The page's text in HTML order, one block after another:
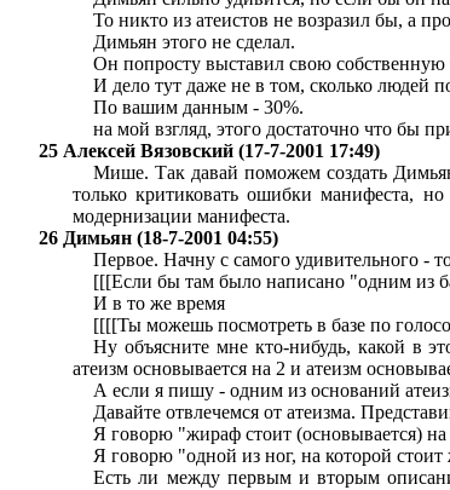
То никто из атеистов не возразил бы, а
Димьян этого не сделал.
Он попросту выставил свою собственную
И дело тут даже не в том, сколько людей
По вашим данным - 30%.
на мой взгляд, этого достаточно что бы
25 Алексей Вязовский (17-7-2001 17:49)
Мише. Так давай поможем создать
только критиковать ошибки манифеста,
модернизации манифеста.
26 Димьян (18-7-2001 04:55)
Первое. Начну с самого удивительного -
[[[Если бы там было написано "одним из
И в то же время
[[[[Ты можешь посмотреть в базе по
Ну объясните мне кто-нибудь, какой в
атеизм основывается на 2 и атеизм
А если я пишу - одним из оснований
Давайте отвлечемся от атеизма.
Я говорю "жираф стоит (основывается)
Я говорю "одной из ног, на которой стоит
Есть ли между первым и вторым